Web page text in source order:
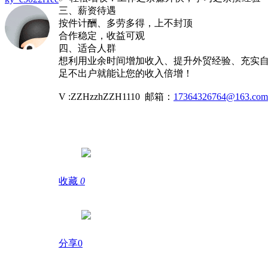
三、薪资待遇
按件计酬、多劳多得，上不封顶
合作稳定，收益可观
四、适合人群
想利用业余时间增加收入、提升外贸经验、充实
足不出户就能让您的收入倍增！
V :ZZHzzhZZH1110 邮箱： 17364326764@163.com
收藏 0
分享0